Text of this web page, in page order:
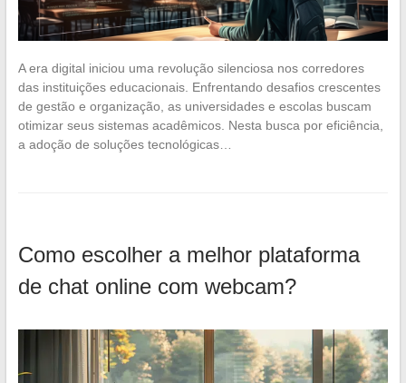
A era digital iniciou uma revolução silenciosa nos corredores
das instituições educacionais. Enfrentando desafios crescentes
de gestão e organização, as universidades e escolas buscam
otimizar seus sistemas acadêmicos. Nesta busca por eficiência,
a adoção de soluções tecnológicas…
Como escolher a melhor plataforma
de chat online com webcam?